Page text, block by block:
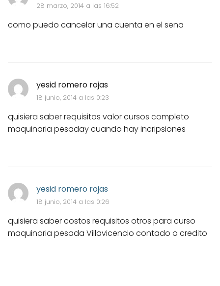
28 marzo, 2014 a las 16:52
como puedo cancelar una cuenta en el sena
yesid romero rojas
18 junio, 2014 a las 0:23
quisiera saber requisitos valor cursos completo
maquinaria pesaday cuando hay incripsiones
yesid romero rojas
18 junio, 2014 a las 0:26
quisiera saber costos requisitos otros para curso
maquinaria pesada Villavicencio contado o credito